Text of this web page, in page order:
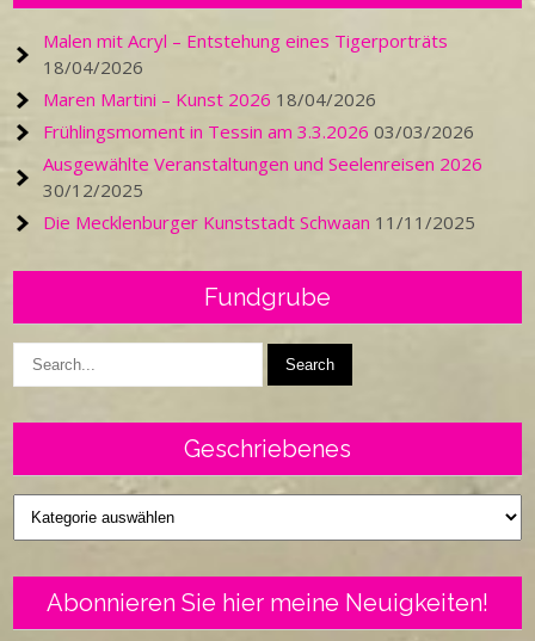
Malen mit Acryl – Entstehung eines Tigerporträts
18/04/2026
Maren Martini – Kunst 2026 18/04/2026
Frühlingsmoment in Tessin am 3.3.2026 03/03/2026
Ausgewählte Veranstaltungen und Seelenreisen 2026
30/12/2025
Die Mecklenburger Kunststadt Schwaan 11/11/2025
Fundgrube
Geschriebenes
Geschriebenes
Abonnieren Sie hier meine Neuigkeiten!